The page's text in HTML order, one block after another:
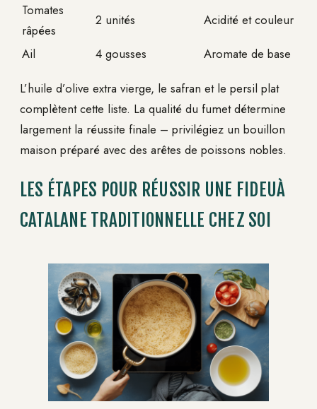
Tomates
râpées
2 unités
Acidité et couleur
Ail
4 gousses Aromate de base
L’huile d’olive extra vierge, le safran et le persil plat
complètent cette liste. La qualité du fumet détermine
largement la réussite finale – privilégiez un bouillon
maison préparé avec des arêtes de poissons nobles.
LES ÉTAPES POUR RÉUSSIR UNE FIDEUÀ
CATALANE TRADITIONNELLE CHEZ SOI